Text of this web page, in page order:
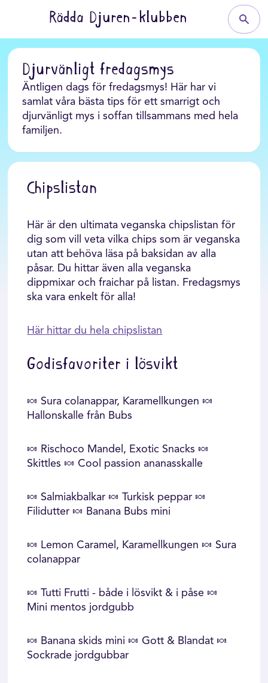
Rädda Djuren-klubben
Djurvänligt fredagsmys
Äntligen dags för fredagsmys! Här har vi
samlat våra bästa tips för ett smarrigt och
djurvänligt mys i soffan tillsammans med hela
familjen.
Chipslistan
Här är den ultimata veganska chipslistan för
dig som vill veta vilka chips som är veganska
utan att behöva läsa på baksidan av alla
påsar. Du hittar även alla veganska
dippmixar och fraichar på listan. Fredagsmys
ska vara enkelt för alla!
Här hittar du hela chipslistan
Godisfavoriter i lösvikt
🍬 Sura colanappar, Karamellkungen 🍬
Hallonskalle från Bubs
🍬 Rischoco Mandel, Exotic Snacks 🍬
Skittles 🍬 Cool passion ananasskalle
🍬 Salmiakbalkar 🍬 Turkisk peppar 🍬
Filidutter 🍬 Banana Bubs mini
🍬 Lemon Caramel, Karamellkungen 🍬 Sura
colanappar
🍬 Tutti Frutti - både i lösvikt & i påse 🍬
Mini mentos jordgubb
🍬 Banana skids mini 🍬 Gott & Blandat 🍬
Sockrade jordgubbar